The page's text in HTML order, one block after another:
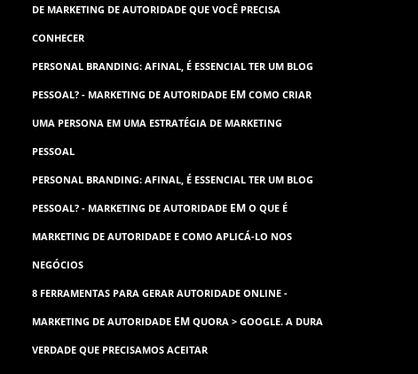
DE MARKETING DE AUTORIDADE QUE VOCÊ PRECISA
CONHECER
PERSONAL BRANDING: AFINAL, É ESSENCIAL TER UM BLOG
PESSOAL? - MARKETING DE AUTORIDADEEM COMO CRIAR
UMA PERSONA EM UMA ESTRATÉGIA DE MARKETING
PESSOAL
PERSONAL BRANDING: AFINAL, É ESSENCIAL TER UM BLOG
PESSOAL? - MARKETING DE AUTORIDADEEM O QUE É
MARKETING DE AUTORIDADE E COMO APLICÁ-LO NOS
NEGÓCIOS
8 FERRAMENTAS PARA GERAR AUTORIDADE ONLINE -
MARKETING DE AUTORIDADEEM QUORA > GOOGLE. A DURA
VERDADE QUE PRECISAMOS ACEITAR